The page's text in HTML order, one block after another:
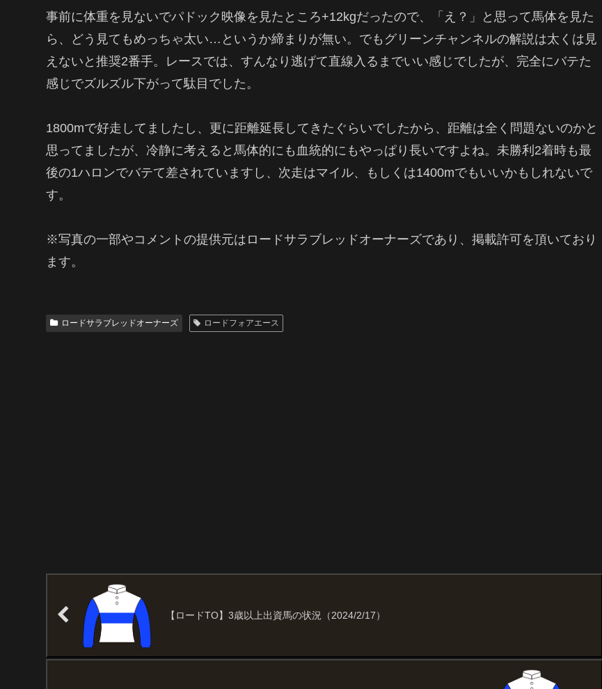
事前に体重を見ないでパドック映像を見たところ+12kgだったので、「え？」と思って馬体を見た
ら、どう見てもめっちゃ太い…というか締まりが無い。でもグリーンチャンネルの解説は太くは見
えないと推奨2番手。レースでは、すんなり逃げて直線入るまでいい感じでしたが、完全にバテた
感じでズルズル下がって駄目でした。
1800mで好走してましたし、更に距離延長してきたぐらいでしたから、距離は全く問題ないのかと
思ってましたが、冷静に考えると馬体的にも血統的にもやっぱり長いですよね。未勝利2着時も最
後の1ハロンでバテて差されていますし、次走はマイル、もしくは1400mでもいいかもしれないで
す。
※写真の一部やコメントの提供元はロードサラブレッドオーナーズであり、掲載許可を頂いており
ます。
ロードサラブレッドオーナーズ ロードフォアエース
【ロードTO】3歳以上出資馬の状況（2024/2/17）